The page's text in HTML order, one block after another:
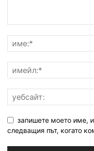
запишете моето име,
следващия път, когато